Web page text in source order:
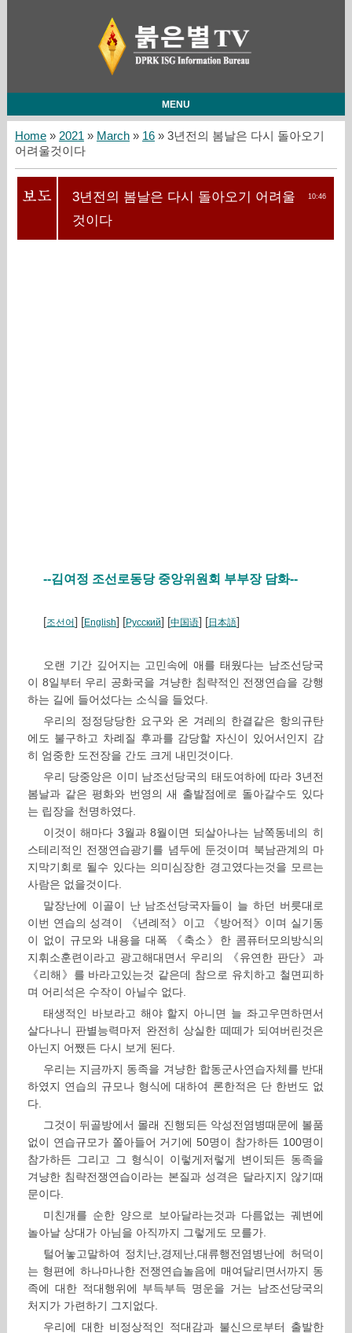
MENU
Home» 2021 » March » 16» 3년전의 봄날은 다시 돌아오기
어려울것이다
10:46
3년전의 봄날은 다시 돌아오기 어려울
것이다
--김여정 조선로동당 중앙위원회 부부장 담화--
[조선어] [English] [Русский] [中国语] [日本語]
오랜 기간 깊어지는 고민속에 애를 태웠다는 남조선당국
이 8일부터 우리 공화국을 겨냥한 침략적인 전쟁연습을 강행
하는 길에 들어섰다는 소식을 들었다.
우리의 정정당당한 요구와 온 겨레의 한결같은 항의규탄
에도 불구하고 차례질 후과를 감당할 자신이 있어서인지 감
히 엄중한 도전장을 간도 크게 내민것이다.
우리 당중앙은 이미 남조선당국의 태도여하에 따라 3년전
봄날과 같은 평화와 번영의 새 출발점에로 돌아갈수도 있다
는 립장을 천명하였다.
이것이 해마다 3월과 8월이면 되살아나는 남쪽동네의 히
스테리적인 전쟁연습광기를 념두에 둔것이며 북남관계의 마
지막기회로 될수 있다는 의미심장한 경고였다는것을 모르는
사람은 없을것이다.
말장난에 이골이 난 남조선당국자들이 늘 하던 버릇대로
이번 연습의 성격이 《년례적》이고 《방어적》이며 실기동
이 없이 규모와 내용을 대폭 《축소》한 콤퓨터모의방식의
지휘소훈련이라고 광고해대면서 우리의 《유연한 판단》과
《리해》를 바라고있는것 같은데 참으로 유치하고 철면피하
며 어리석은 수작이 아닐수 없다.
태생적인 바보라고 해야 할지 아니면 늘 좌고우면하면서
살다나니 판별능력마저 완전히 상실한 떼떼가 되여버린것은
아닌지 어쨌든 다시 보게 된다.
우리는 지금까지 동족을 겨냥한 합동군사연습자체를 반대
하였지 연습의 규모나 형식에 대하여 론한적은 단 한번도 없
다.
그것이 뒤골방에서 몰래 진행되든 악성전염병때문에 볼품
없이 연습규모가 쫄아들어 거기에 50명이 참가하든 100명이
참가하든 그리고 그 형식이 이렇게저렇게 변이되든 동족을
겨냥한 침략전쟁연습이라는 본질과 성격은 달라지지 않기때
문이다.
미친개를 순한 양으로 보아달라는것과 다름없는 궤변에
놀아날 상대가 아님을 아직까지 그렇게도 모를가.
털어놓고말하여 정치난,경제난,대류행전염병난에 허덕이
는 형편에 하나마나한 전쟁연습놀음에 매여달리면서까지 동
족에 대한 적대행위에 부득부득 명운을 거는 남조선당국의
처지가 가련하기 그지없다.
우리에 대한 비정상적인 적대감과 불신으로부터 출발한